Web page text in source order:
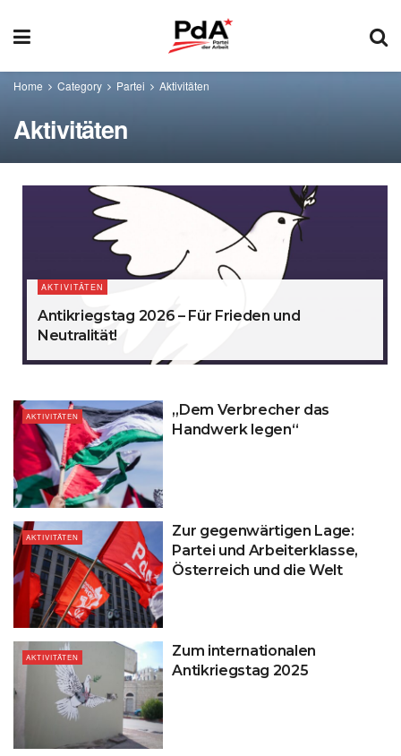
Home Category Partei Aktivitäten
Aktivitäten
AKTIVITÄTEN
Antikriegstag 2026 – Für Frieden und
Neutralität!
AKTIVITÄTEN
„Dem Verbrecher das
Handwerk legen“
AKTIVITÄTEN
Zur gegenwärtigen Lage:
Partei und Arbeiterklasse,
Österreich und die Welt
AKTIVITÄTEN
Zum internationalen
Antikriegstag 2025